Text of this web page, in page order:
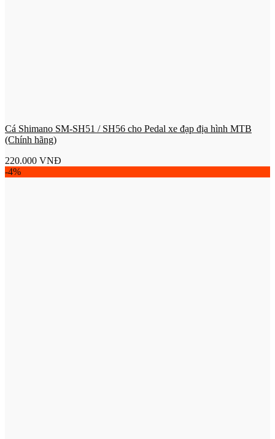
Cá Shimano SM-SH51 / SH56 cho Pedal xe đạp địa hình MTB
(Chính hãng)
220.000 VNĐ
-4%